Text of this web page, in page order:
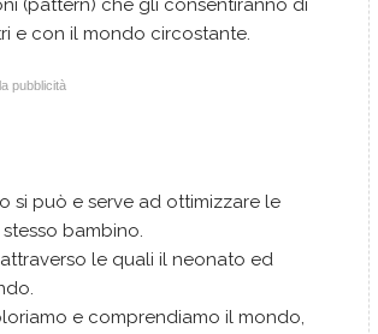
(pattern) che gli consentiranno di
e con il mondo circostante.
pubblicità
si può e serve ad ottimizzare le
bambino.
le quali il neonato ed
e comprendiamo il mondo,